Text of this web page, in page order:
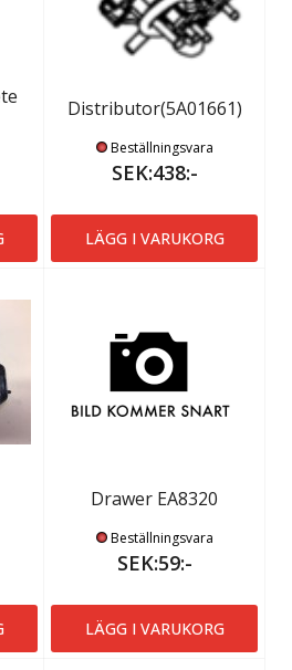
Distributor(5A01661)
Beställningsvara
SEK:438:-
LÄGG I VARUKORG
Drawer EA8320
Beställningsvara
SEK:59:-
LÄGG I VARUKORG